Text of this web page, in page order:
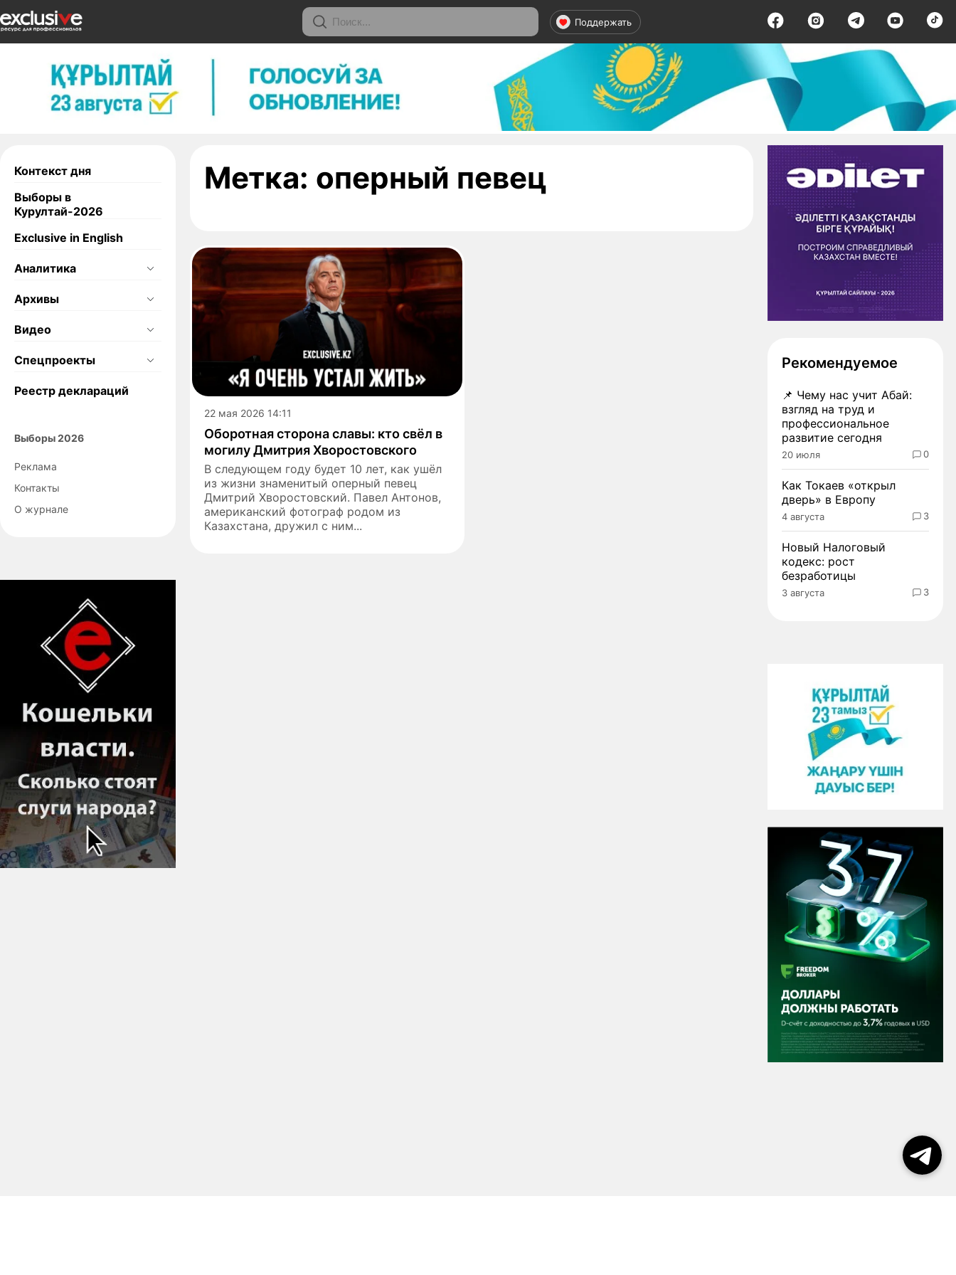
Поддержать
Контекст дня
Выборы в
Курултай-2026
Exclusive in English
Аналитика
Архивы
Видео
Спецпроекты
Реестр деклараций
Выборы 2026
Реклама
Контакты
О журнале
Метка: оперный певец
22 мая 2026 14:11
Оборотная сторона славы: кто свёл в
могилу Дмитрия Хворостовского
В следующем году будет 10 лет, как ушёл
из жизни знаменитый оперный певец
Дмитрий Хворостовский. Павел Антонов,
американский фотограф родом из
Казахстана, дружил с ним...
Рекомендуемое
📌 Чему нас учит Абай:
взгляд на труд и
профессиональное
развитие сегодня
20 июля 0
Как Токаев «открыл
дверь» в Европу
4 августа 3
Новый Налоговый
кодекс: рост
безработицы
3 августа 3